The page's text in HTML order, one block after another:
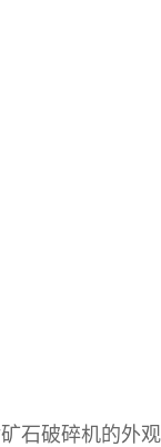
破碎机的外观